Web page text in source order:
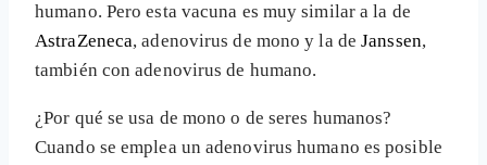
humano. Pero esta vacuna es muy similar a la de
AstraZeneca, adenovirus de mono y la deJanssen,
también con adenovirus de humano.
¿Por qué se usa de mono o de seres humanos?
Cuando se emplea un adenovirus humano es posible